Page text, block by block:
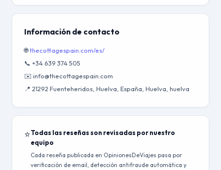
Información de contacto
🌐thecottagespain.com/es/
📞 +34 639 374 505
✉️ info@thecottagespain.com
📍 21292 Fuenteheridos, Huelva, España, Huelva, huelva
⭐Todas las reseñas son revisadas por nuestro
equipo
Cada reseña publicada en OpinionesDeViajes pasa por
verificación de email, detección antifraude automática y